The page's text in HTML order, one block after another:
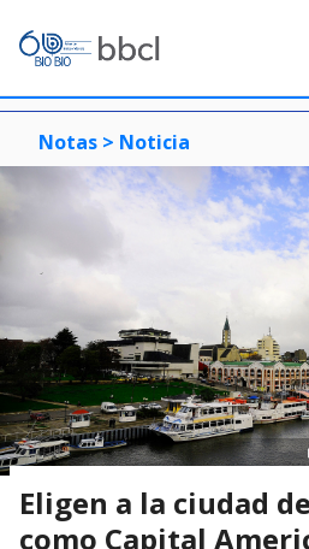
Notas > Noticia
Eligen a la ciudad
como Capital